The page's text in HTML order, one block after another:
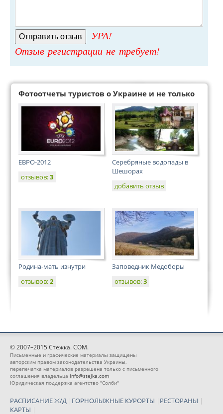
УРА!
Отзыв регистрации не требует!
Фотоотчеты туристов о Украине и не только
ЕВРО-2012
отзывов:3
Серебряные водопады в
Шешорах
добавить отзыв
Родина-мать изнутри
отзывов:2
Заповедник Медоборы
отзывов:3
© 2007–2015 Стежка. COM.
Письменные и графические материалы защищены
авторским правом законодательства Украины,
перепечатка материалов разрешена только с письменного
соглашения владельца info@stejka.com
Юридическая поддержка агентство "Солби"
РАСПИСАНИЕ Ж/Д | ГОРНОЛЫЖНЫЕ КУРОРТЫ | РЕСТОРАНЫ |
КАРТЫ |